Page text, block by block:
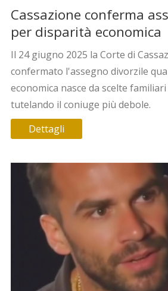
Cassazione conferma
per disparità economica
Il 24 giugno 2025 la Corte di
confermato l'assegno divorzile
economica nasce da scelte
tutelando il coniuge più debole.
Dettagli